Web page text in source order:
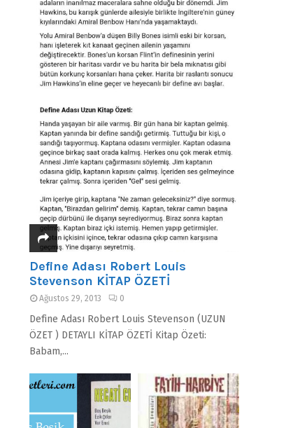
Define Adası Robert Louis
Stevenson KİTAP ÖZETİ
Ağustos 29, 2013 0
Define Adası Robert Louis Stevenson (UZUN
ÖZET ) DETAYLI KİTAP ÖZETİ Kitap Özeti:
Babam,...